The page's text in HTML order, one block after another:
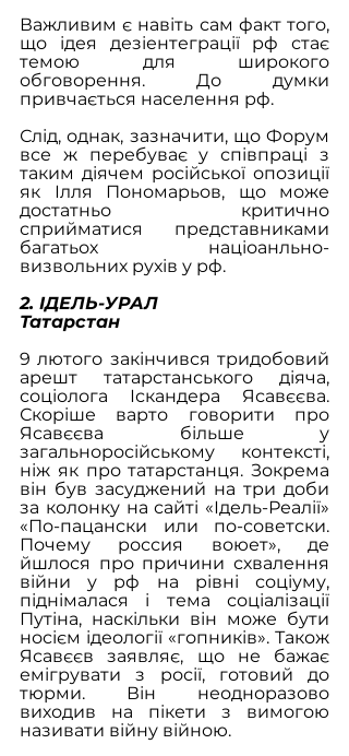
Важливим є навіть сам факт того,
що ідея дезіентеграції рф стає
темою для широкого
обговорення. До думки
привчається населення рф.
Слід, однак, зазначити, що Форум
все ж перебуває у співпраці з
таким діячем російської опозиції
як Ілля Пономарьов, що може
достатньо критично
сприйматися представниками
багатьох націоанльно-
визвольних рухів у рф.
2. ІДЕЛЬ-УРАЛ
Татарстан
9 лютого закінчився тридобовий
арешт татарстанського діяча,
соціолога Іскандера Ясавєєва.
Скоріше варто говорити про
Ясавєєва більше у
загальноросійському контексті,
ніж як про татарстанця. Зокрема
він був засуджений на три доби
за колонку на сайті «Ідель-Реалії»
«По-пацански или по-советски.
Почему россия воюет», де
йшлося про причини схвалення
війни у рф на рівні соціуму,
піднімалася і тема соціалізації
Путіна, наскільки він може бути
носієм ідеології «гопників». Також
Ясавєєв заявляє, що не бажає
емігрувати з росії, готовий до
тюрми. Він неодноразово
виходив на пікети з вимогою
називати війну війною.